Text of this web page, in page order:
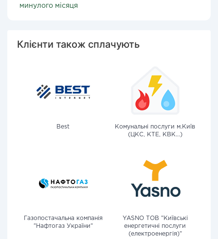
минулого місяця
Клієнти також сплачують
Best
Комунальні послуги м.Київ
(ЦКС, КТЕ, КВК...)
Газопостачальна компанія
"Нафтогаз України"
YASNO ТОВ "Київські
енергетичні послуги
(електроенергія)"